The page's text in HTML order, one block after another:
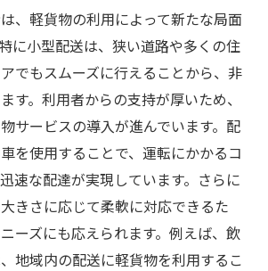
、軽貨物の利用によって新たな局面
に小型配送は、狭い道路や多くの住
でもスムーズに行えることから、非
す。利用者からの支持が厚いため、
サービスの導入が進んでいます。配
を使用することで、運転にかかるコ
速な配達が実現しています。さらに
きさに応じて柔軟に対応できるた
ーズにも応えられます。例えば、飲
地域内の配送に軽貨物を利用するこ